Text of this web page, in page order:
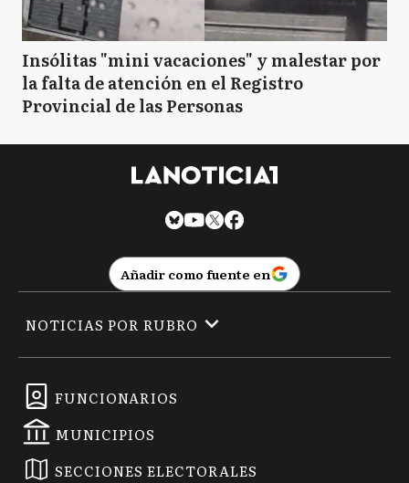
Insólitas "mini vacaciones" y malestar por
la falta de atención en el Registro
Provincial de las Personas
Añadir como fuente en
FUNCIONARIOS
MUNICIPIOS
SECCIONES ELECTORALES
NOTICIAS POR RUBRO